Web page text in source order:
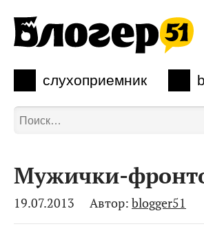
слухоприемник
Мужички-
19.07.2013 Автор: blogger51